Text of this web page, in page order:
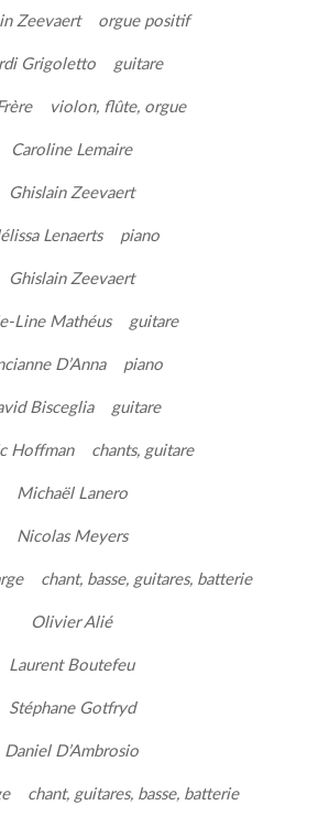
Zeevaert orgue positif
Grigoletto guitare
violon, flûte, orgue
Caroline Lemaire
Ghislain Zeevaert
Lenaerts piano
Ghislain Zeevaert
Line Mathéus guitare
D’Anna piano
Bisceglia guitare
Hoffman chants, guitare
Michaël Lanero
Nicolas Meyers
chant, basse, guitares, batterie
Olivier Alié
Laurent Boutefeu
Stéphane Gotfryd
Daniel D’Ambrosio
chant, guitares, basse, batterie